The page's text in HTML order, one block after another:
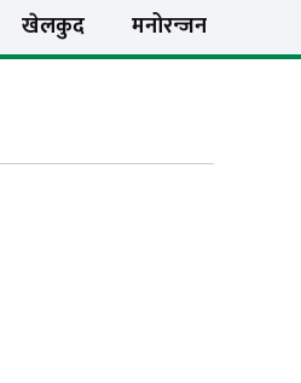
खेलकुद मनोरन्जन